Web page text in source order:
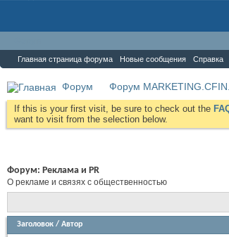
Главная страница форума Новые сообщения Справка
Форум Форум
If this is your first visit, be sure to check out the
want to visit from the selection below.
Форум: Реклама и PR
О рекламе и связях с общественностью
Заголовок / Автор